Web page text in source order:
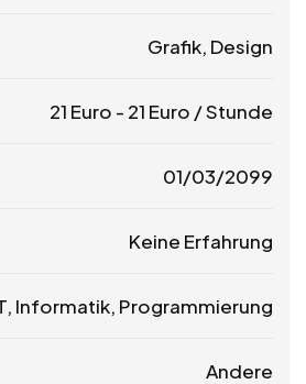
Grafik, Design
21 Euro - 21 Euro / Stunde
01/03/2099
Keine Erfahrung
Informatik, Programmierung
Andere